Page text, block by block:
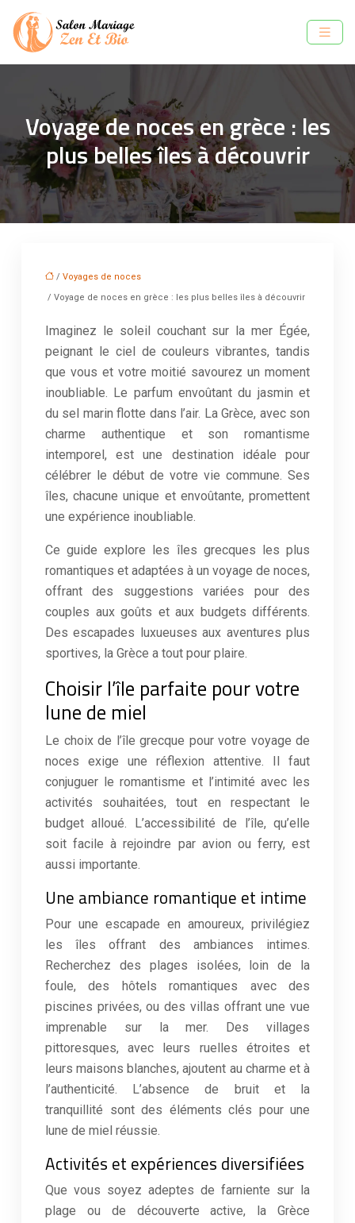
Voyage de noces en grèce : les
plus belles îles à découvrir
/ Voyages de noces
/ Voyage de noces en grèce : les plus belles îles à découvrir
Imaginez le soleil couchant sur la mer Égée,
peignant le ciel de couleurs vibrantes, tandis
que vous et votre moitié savourez un moment
inoubliable. Le parfum envoûtant du jasmin et
du sel marin flotte dans l’air. La Grèce, avec son
charme authentique et son romantisme
intemporel, est une destination idéale pour
célébrer le début de votre vie commune. Ses
îles, chacune unique et envoûtante, promettent
une expérience inoubliable.
Ce guide explore les îles grecques les plus
romantiques et adaptées à un voyage de noces,
offrant des suggestions variées pour des
couples aux goûts et aux budgets différents.
Des escapades luxueuses aux aventures plus
sportives, la Grèce a tout pour plaire.
Choisir l’île parfaite pour votre
lune de miel
Le choix de l’île grecque pour votre voyage de
noces exige une réflexion attentive. Il faut
conjuguer le romantisme et l’intimité avec les
activités souhaitées, tout en respectant le
budget alloué. L’accessibilité de l’île, qu’elle
soit facile à rejoindre par avion ou ferry, est
aussi importante.
Une ambiance romantique et intime
Pour une escapade en amoureux, privilégiez
les îles offrant des ambiances intimes.
Recherchez des plages isolées, loin de la
foule, des hôtels romantiques avec des
piscines privées, ou des villas offrant une vue
imprenable sur la mer. Des villages
pittoresques, avec leurs ruelles étroites et
leurs maisons blanches, ajoutent au charme et à
l’authenticité. L’absence de bruit et la
tranquillité sont des éléments clés pour une
lune de miel réussie.
Activités et expériences diversifiées
Que vous soyez adeptes de farniente sur la
plage ou de découverte active, la Grèce